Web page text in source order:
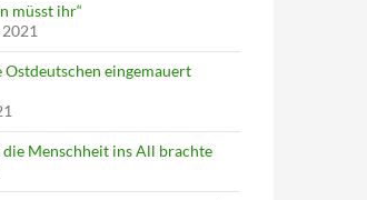
müsst ihr“
Ostdeutschen eingemauert
Menschheit ins All brachte